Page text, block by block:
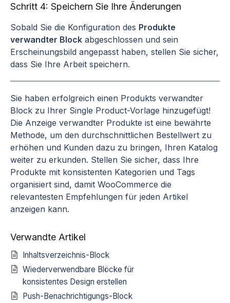
Schritt 4: Speichern Sie Ihre Änderungen
Sobald Sie die Konfiguration des Produkte
verwandter Block abgeschlossen und sein
Erscheinungsbild angepasst haben, stellen Sie sicher,
dass Sie Ihre Arbeit speichern.
Sie haben erfolgreich einen Produkts verwandter
Block zu Ihrer Single Product-Vorlage hinzugefügt!
Die Anzeige verwandter Produkte ist eine bewährte
Methode, um den durchschnittlichen Bestellwert zu
erhöhen und Kunden dazu zu bringen, Ihren Katalog
weiter zu erkunden. Stellen Sie sicher, dass Ihre
Produkte mit konsistenten Kategorien und Tags
organisiert sind, damit WooCommerce die
relevantesten Empfehlungen für jeden Artikel
anzeigen kann.
Verwandte Artikel
Inhaltsverzeichnis-Block
Wiederverwendbare Blöcke für
konsistentes Design erstellen
Push-Benachrichtigungs-Block